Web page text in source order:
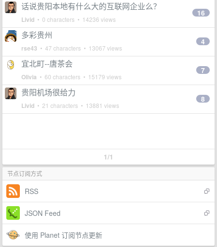
话说贵阳本地有什么大的互联网企业么？
Livid • 0 characters • 14236 views
16
多彩贵州
rse43 • 47 characters • 13067 views
4
宜北町--唐茶会
Olivia • 60 characters • 15179 views
7
贵阳机场很给力
Livid • 21 characters • 13881 views
8
1/1
节点订阅方式
RSS
JSON Feed
使用 Planet 订阅节点更新